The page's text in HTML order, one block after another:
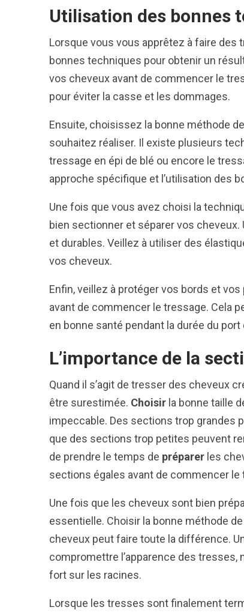
Utilisation des bonnes
Lorsque vous vous apprêtez à faire des
bonnes techniques pour obtenir un
vos cheveux avant de commencer le
pour éviter la casse et les dommages.
Ensuite, choisissez la bonne méthode
souhaitez réaliser. Il existe plusieurs
tressage en épi de blé ou encore le
approche spécifique et l’utilisation des
Une fois que vous avez choisi la
bien sectionner et séparer vos
et durables. Veillez à utiliser des
vos cheveux.
Enfin, veillez à protéger vos bords et
avant de commencer le tressage. Cela
en bonne santé pendant la durée du
L’importance de la
Quand il s’agit de tresser des cheveux
être surestimée. Choisir la bonne taille
impeccable. Des sections trop grandes
que des sections trop petites peuvent
de prendre le temps de préparer les
sections égales avant de commencer le
Une fois que les cheveux sont bien
essentielle. Choisir la bonne méthode
cheveux peut faire toute la différence.
compromettre l’apparence des
fort sur les racines.
Lorsque les tresses sont finalement